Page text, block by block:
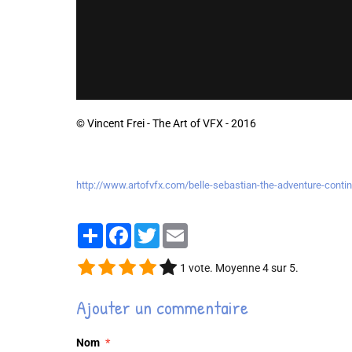
© Vincent Frei - The Art of VFX - 2016
http://www.artofvfx.com/belle-sebastian-the-adventure-
PartagerFacebook
Twitter
1 vote. Moyenne4sur 5.
Ajouter un commentaire
Nom